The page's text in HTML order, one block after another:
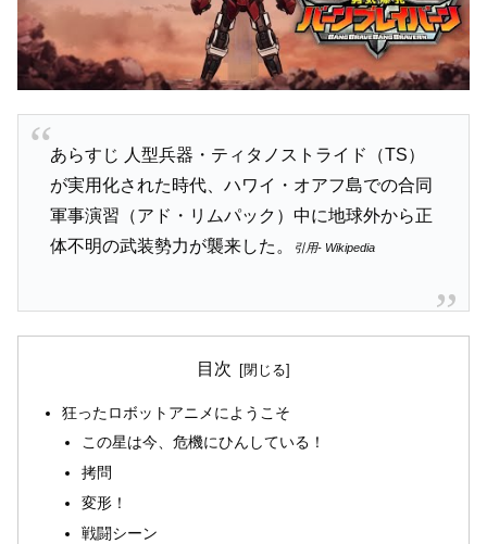
あらすじ 人型兵器・ティタノストライド（TS）
が実用化された時代、ハワイ・オアフ島での合同
軍事演習（アド・リムパック）中に地球外から正
体不明の武装勢力が襲来した。
引用- Wikipedia
目次
狂ったロボットアニメにようこそ
この星は今、危機にひんしている！
拷問
変形！
戦闘シーン